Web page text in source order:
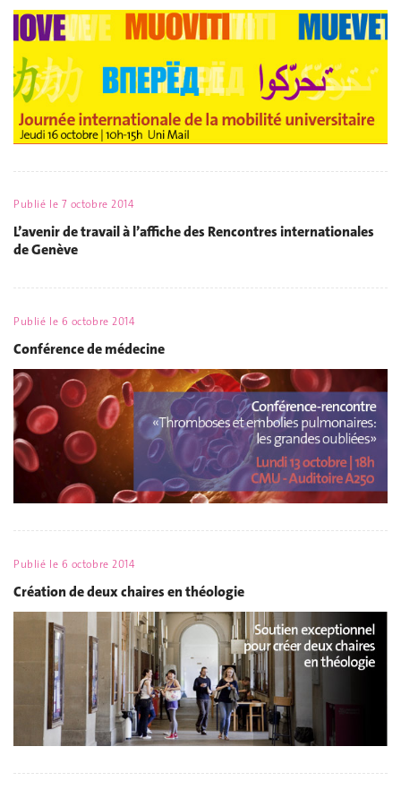
Publié le 7 octobre 2014
L’avenir de travail à l’affiche des Rencontres internationales
de Genève
Publié le 6 octobre 2014
Conférence de médecine
Publié le 6 octobre 2014
Création de deux chaires en théologie